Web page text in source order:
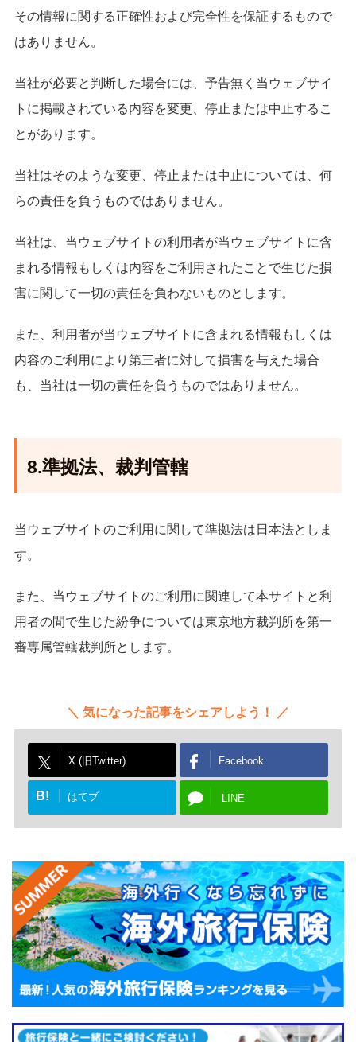
その情報に関する正確性および完全性を保証するもので
はありません。
当社が必要と判断した場合には、予告無く当ウェブサイ
トに掲載されている内容を変更、停止または中止するこ
とがあります。
当社はそのような変更、停止または中止については、何
らの責任を負うものではありません。
当社は、当ウェブサイトの利用者が当ウェブサイトに含
まれる情報もしくは内容をご利用されたことで生じた損
害に関して一切の責任を負わないものとします。
また、利用者が当ウェブサイトに含まれる情報もしくは
内容のご利用により第三者に対して損害を与えた場合
も、当社は一切の責任を負うものではありません。
8.準拠法、裁判管轄
当ウェブサイトのご利用に関して準拠法は日本法としま
す。
また、当ウェブサイトのご利用に関連して本サイトと利
用者の間で生じた紛争については東京地方裁判所を第一
審専属管轄裁判所とします。
気になった記事をシェアしよう！
X (旧Twitter) Facebook
B! はてブ LINE